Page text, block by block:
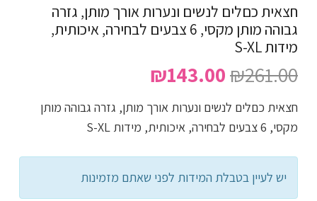
חצאית כםלים לנשים ונערות אורך מותן, גזרה
גבוהה מותן מקסי, 6 צבעים לבחירה, איכותית,
מידות S-XL
₪261.00 המחיר
היה:
₪261.00.
₪143.00
הוא:
₪143.00.
חצאית כםלים לנשים ונערות אורך מותן, גזרה גבוהה מותן
מקסי, 6 צבעים לבחירה, איכותית, מידות S-XL
יש לעיין בטבלת המידות לפני שאתם מזמינות